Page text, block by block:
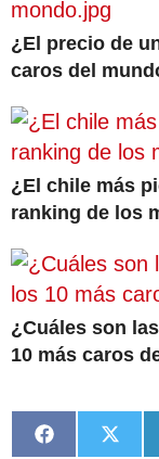
¿El precio de
caros del
¿El chile más
ranking de los
¿Cuáles son
10 más caros
Compartir